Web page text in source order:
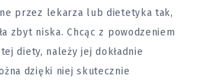
przez lekarza lub dietetyka tak,
zbyt niska. Chcąc z powodzeniem
diety, należy jej dokładnie
dzięki niej skutecznie